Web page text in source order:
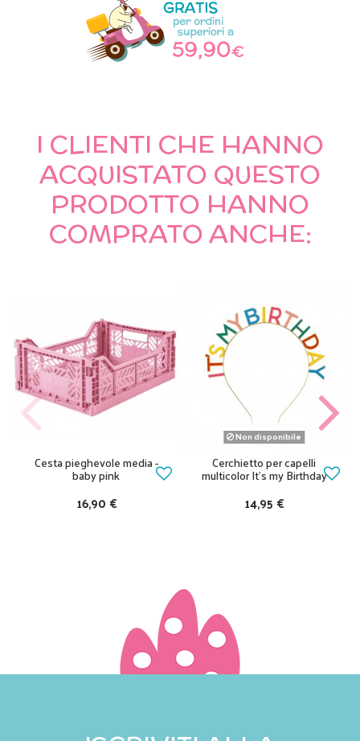
I CLIENTI CHE HANNO
ACQUISTATO QUESTO
PRODOTTO HANNO
COMPRATO ANCHE:
Cesta pieghevole media -
baby pink
16,90 €
Non disponibile
Cerchietto per capelli
multicolor It’s my Birthday
14,95 €